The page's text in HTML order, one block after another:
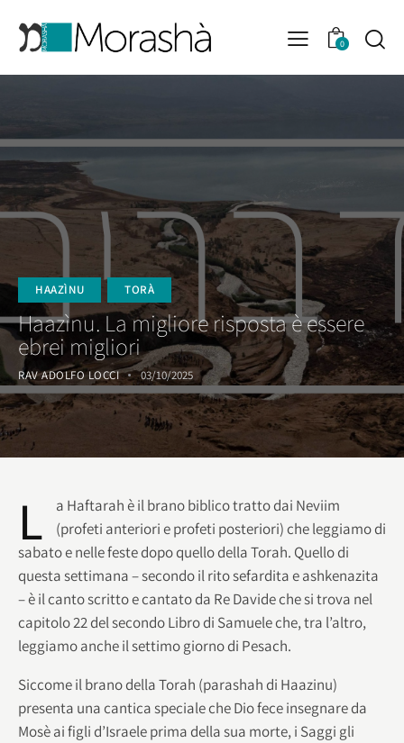
0
HAAZÌNU TORÀ
Haazìnu. La migliore risposta è essere
ebrei migliori
RAV ADOLFO LOCCI 03/10/2025
L
a Haftarah è il brano biblico tratto dai Neviim
(profeti anteriori e profeti posteriori) che leggiamo di
sabato e nelle feste dopo quello della Torah. Quello di
questa settimana – secondo il rito sefardita e ashkenazita
– è il canto scritto e cantato da Re Davide che si trova nel
capitolo 22 del secondo Libro di Samuele che, tra l’altro,
leggiamo anche il settimo giorno di Pesach.
Siccome il brano della Torah (parashah di Haazinu)
presenta una cantica speciale che Dio feceinsegnare da
Mosè ai figli d’Israele prima della sua morte, i Saggi gli